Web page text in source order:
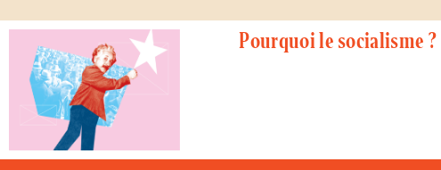
Pourquoi le socialisme ?